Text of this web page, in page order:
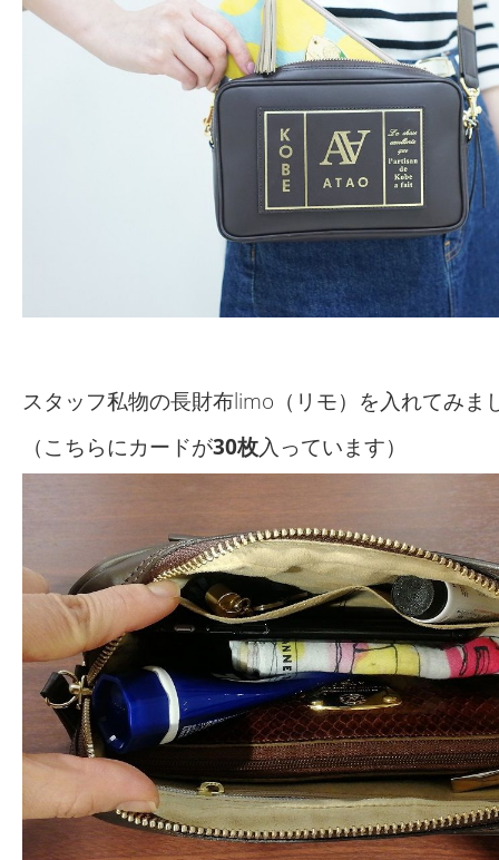
スタッフ私物の長財布limo（リモ）を入れてみま
（こちらにカードが30枚入っています）